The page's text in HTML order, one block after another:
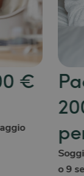
€
o 9